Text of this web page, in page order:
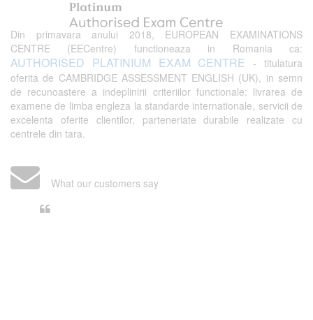
Din primavara anului 2018, EUROPEAN EXAMINATIONS
CENTRE (EECentre) functioneaza in Romania ca:
AUTHORISED PLATINIUM EXAM CENTRE - titulatura
oferita de CAMBRIDGE ASSESSMENT ENGLISH (UK), in semn
de recunoastere a indeplinirii criteriilor functionale: livrarea de
examene de limba engleza la standarde internationale, servicii de
excelenta oferite clientilor, parteneriate durabile realizate cu
centrele din tara.
What our customers say